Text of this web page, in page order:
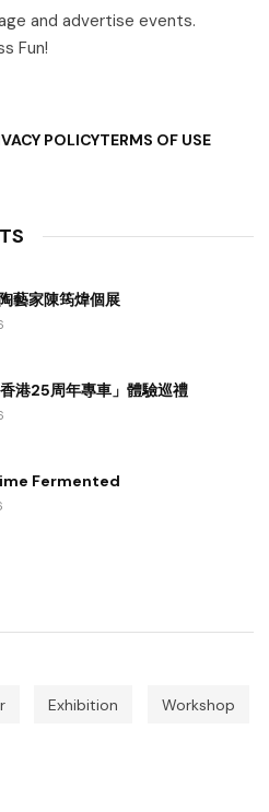
and advertise events.
Fun!
POLICYTERMS OF USE
藝家陳筠煒個展
香港25周年專車」體驗巡禮
Fermented
Exhibition Workshop